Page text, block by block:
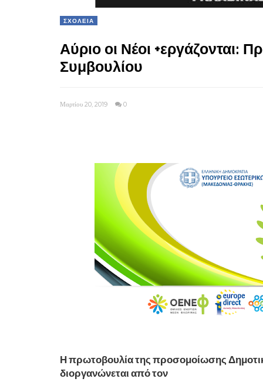
ΣΧΟΛΕΙΑ
Αύριο οι Νέοι +εργάζονται:
Συμβουλίου
Μαρτίου 20, 2019 0
Η πρωτοβουλία της προσομοίωσης
διοργανώνεται από τον